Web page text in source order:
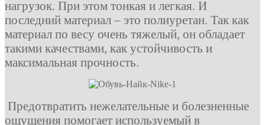
нагрузок. При этом тонкая и легкая. И
последний материал – это полиуретан. Так как
материал по весу очень тяжелый, он обладает
такими качествами, как устойчивость и
максимальная прочность.
Предотвратить нежелательные и болезненные
ощущения помогает используемый в